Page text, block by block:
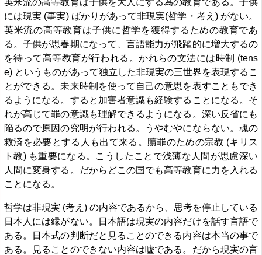
英米流の高等教育は子供を大人にする為の教育である。子供
には現実 (事実) ばかりがあって非現実(哲学・考え) がない。
英米流の高等教育は子供に哲学を獲得するための教育であ
る。子供が思春期になって、言語能力が飛躍的に増大するの
を待って高等教育が行われる。かれらの文法には時制 (tens
e) というものがあって独立した非現実の三世界を表現するこ
とができる。未来時制を使って自己の意思を表すこともでき
るようになる。すると加害者意識も経験することになる。そ
れが高じて罪の意識も理解できるようになる。深い反省にも
陥るので原因の究明が行われる。うやむやにならない。魂の
救済を必要とする人も出て来る。贖罪のための宗教 (キリス
ト教) も重要になる。こうしたことで浅薄な人間が思慮深い
人間に変身する。だからどこの国でも高等教育に力を入れる
ことになる。
哲学は非現実 (考え) の内容であるから、思考を停止している
日本人には縁がない。日本語は現実の内容だけを話す言語で
ある。日本式の判断だと見ることのできる内容は本当の事で
ある。見ることのできない内容は嘘である。だから現実の言